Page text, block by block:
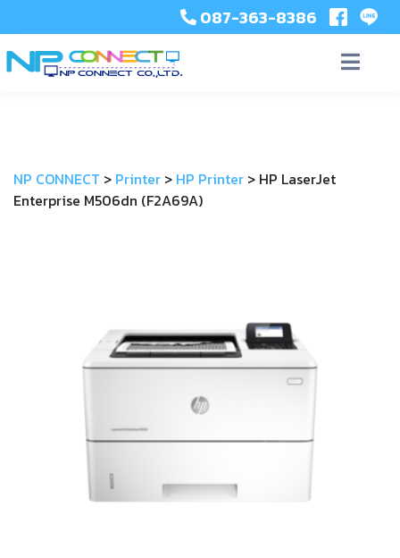
087-363-8386
NP CONNECT > Printer > HP Printer > HP LaserJet
Enterprise M506dn (F2A69A)